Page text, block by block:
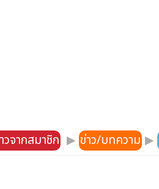
วจากสมาชิก ▶ ข่าว/บทความ ▶